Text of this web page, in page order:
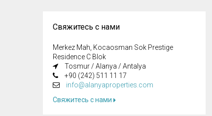
Свяжитесь с нами
Merkez Mah, Kocaosman Sok Prestige
Residence C Blok
Tosmur / Alanya / Antalya
+90 (242) 511 11 17
info@alanyaproperties.com
Свяжитесь с нами